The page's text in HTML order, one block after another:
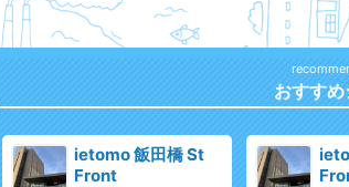
おすす
ietomo 飯田橋 St
Front